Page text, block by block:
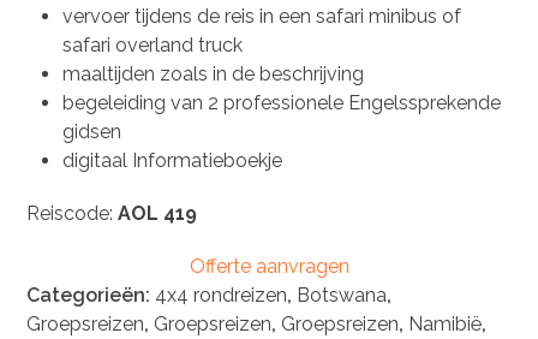
vervoer tijdens de reis in een safari minibus of
safari overland truck
maaltijden zoals in de beschrijving
begeleiding van 2 professionele Engelssprekende
gidsen
digitaal Informatieboekje
Reiscode:AOL 419
Offerte aanvragen
Categorieën: 4x4 rondreizen, Botswana,
Groepsreizen, Groepsreizen, Groepsreizen, Namibië,